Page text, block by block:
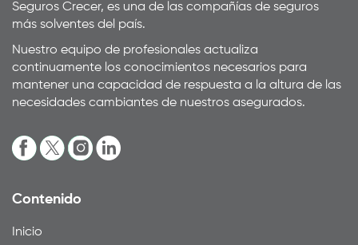
Seguros Crecer, es una de las compañías de seguros
más solventes del país.
Nuestro equipo de profesionales actualiza
continuamente los conocimientos necesarios para
mantener una capacidad de respuesta a la altura de las
necesidades cambiantes de nuestros asegurados.
Contenido
Inicio